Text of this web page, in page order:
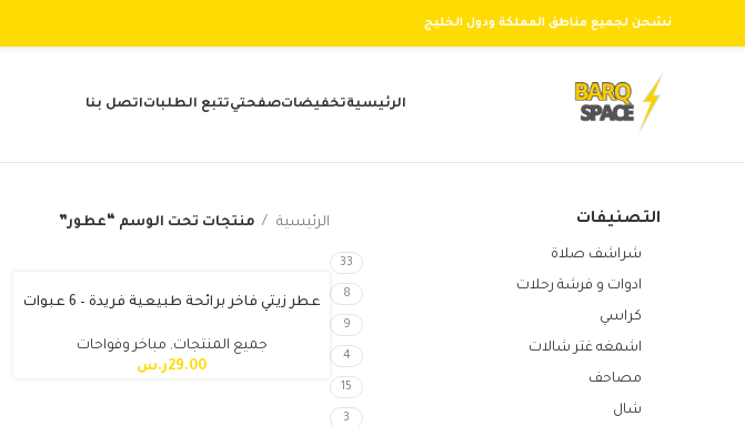
نشحن لجميع مناطق المملكة ودول الخليج
الرئيسيةتخفيضاتصفحتيتتبع الطلباتاتصل بنا
التصنيفات
شراشف صلاة 33
ادوات و فرشة رحلات 8
كراسي 9
اشمغه غتر شالات 4
مصاحف 15
شال 3
الرئيسية منتجات تحت الوسم “عطور”
عطر زيتي فاخر برائحة طبيعية فريدة – 6 عبوات
جميع المنتجات, مباخر وفواحات
29.00ر.س